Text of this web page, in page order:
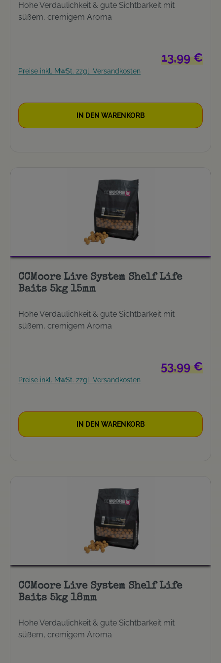
Hohe Verdaulichkeit & gute Sichtbarkeit mit
süßem, cremigem Aroma
Regulärer
13,99 €
Preise inkl. MwSt. zzgl. Versandkosten
IN DEN WARENKORB
CCMoore Live System Shelf Life
Baits 5kg 15mm
Hohe Verdaulichkeit & gute Sichtbarkeit mit
süßem, cremigem Aroma
Regulärer
53,99 €
Preise inkl. MwSt. zzgl. Versandkosten
IN DEN WARENKORB
CCMoore Live System Shelf Life
Baits 5kg 18mm
Hohe Verdaulichkeit & gute Sichtbarkeit mit
süßem, cremigem Aroma